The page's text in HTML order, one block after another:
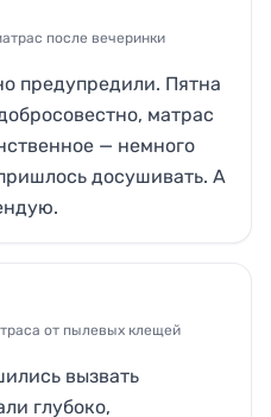
после вечеринки
предупредили. Пятна
матрас
— немного
досушивать. А
от пылевых клещей
вызвать
глубоко,